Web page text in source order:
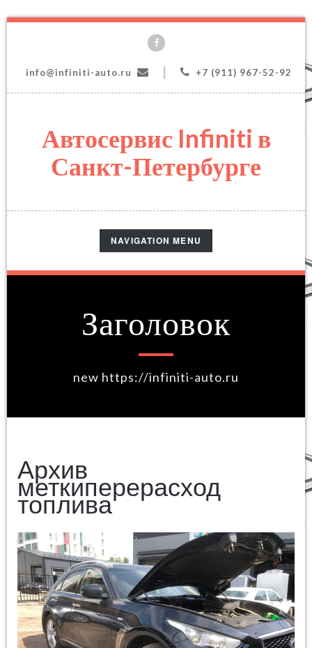
info@infiniti-auto.ru +7 (911) 967-52-92
Автосервис Infiniti в
Санкт-Петербурге
TOGGLE
NAVIGATION
NAVIGATION MENU
Заголовок
new https://infiniti-auto.ru
Архив
меткиперерасход
топлива